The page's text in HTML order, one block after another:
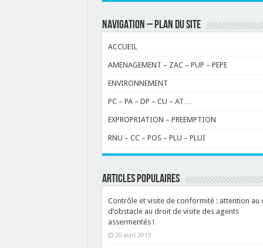
NAVIGATION – PLAN DU SITE
ACCUEIL
AMENAGEMENT – ZAC – PUP – PEPE
ENVIRONNEMENT
PC – PA – DP – CU – AT…
EXPROPRIATION – PREEMPTION
RNU – CC – POS – PLU – PLUI
ARTICLES POPULAIRES
Contrôle et visite de conformité : attention au
d’obstacle au droit de visite des agents
assermentés !
20 avril 2015